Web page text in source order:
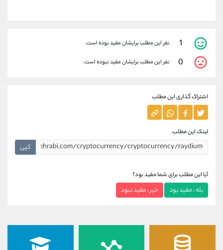
1 نفر این مطلب برایشان مفید بوده است.
0 نفر این مطلب برایشان مفید نبوده است.
اشتراک گذاری این مطلب
لینک این مطلب
کپی
آیا این مطلب برای شما مفید بود؟
بله ، مفید بود خیر ، مفید نبود